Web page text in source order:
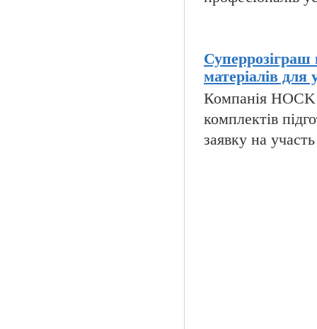
Суперрозіграш
матеріалів для
Компанія
комплектів
заявку на